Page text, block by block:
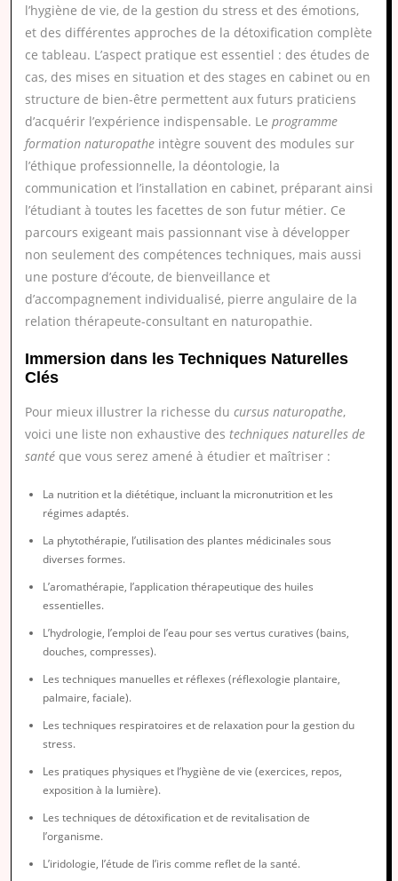
l’hygiène de vie, de la gestion du stress et des émotions,
et des différentes approches de la détoxification complète
ce tableau. L’aspect pratique est essentiel : des études de
cas, des mises en situation et des stages en cabinet ou en
structure de bien-être permettent aux futurs praticiens
d’acquérir l’expérience indispensable. Le programme
formation naturopathe intègre souvent des modules sur
l’éthique professionnelle, la déontologie, la
communication et l’installation en cabinet, préparant ainsi
l’étudiant à toutes les facettes de son futur métier. Ce
parcours exigeant mais passionnant vise à développer
non seulement des compétences techniques, mais aussi
une posture d’écoute, de bienveillance et
d’accompagnement individualisé, pierre angulaire de la
relation thérapeute-consultant en naturopathie.
Immersion dans les Techniques Naturelles
Clés
Pour mieux illustrer la richesse du cursus naturopathe,
voici une liste non exhaustive des techniques naturelles de
santé que vous serez amené à étudier et maîtriser :
La nutrition et la diététique, incluant la micronutrition et les
régimes adaptés.
La phytothérapie, l’utilisation des plantes médicinales sous
diverses formes.
L’aromathérapie, l’application thérapeutique des huiles
essentielles.
L’hydrologie, l’emploi de l’eau pour ses vertus curatives (bains,
douches, compresses).
Les techniques manuelles et réflexes (réflexologie plantaire,
palmaire, faciale).
Les techniques respiratoires et de relaxation pour la gestion du
stress.
Les pratiques physiques et l’hygiène de vie (exercices, repos,
exposition à la lumière).
Les techniques de détoxification et de revitalisation de
l’organisme.
L’iridologie, l’étude de l’iris comme reflet de la santé.